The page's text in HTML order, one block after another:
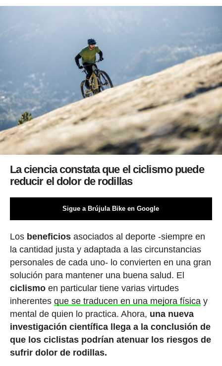
La ciencia constata que el ciclismo puede
reducir el dolor de rodillas
Sigue a Brújula Bike en Google
Los beneficiosasociados al deporte -siempre en
la cantidad justa y adaptada a las circunstancias
personales de cada uno- lo convierten en una gran
solución para mantener una buena salud. El
ciclismoen particular tiene varias virtudes
inherentes que se traducen en una mejora física y
mental de quien lo practica. Ahora, una nueva
investigación científica llega a la conclusión de
que los ciclistas podrían atenuar los riesgos de
sufrir dolor de rodillas.